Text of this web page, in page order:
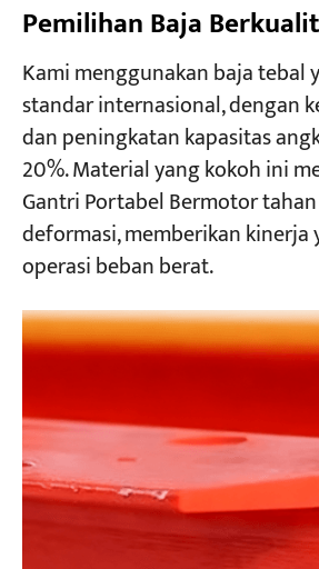
Pemilihan Baja
Kami menggunakan baja tebal
standar internasional, dengan
dan peningkatan kapasitas
20%. Material yang kokoh ini
Gantri Portabel Bermotor
deformasi, memberikan
operasi beban berat.